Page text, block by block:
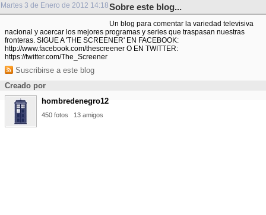
Martes 3 de Enero de 2012 14:18Sobre este blog...
Un blog para comentar la variedad televisiva
nacional y acercar los mejores programas y series que traspasan nuestras
fronteras. SIGUE A 'THE SCREENER' EN FACEBOOK:
http://www.facebook.com/thescreener O EN TWITTER:
https://twitter.com/The_Screener
Suscribirse a este blog
Creado por
hombredenegro12
450 fotos 13 amigos